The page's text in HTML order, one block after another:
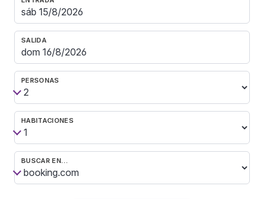
SALIDA
PERSONAS
HABITACIONES
BUSCAR EN…